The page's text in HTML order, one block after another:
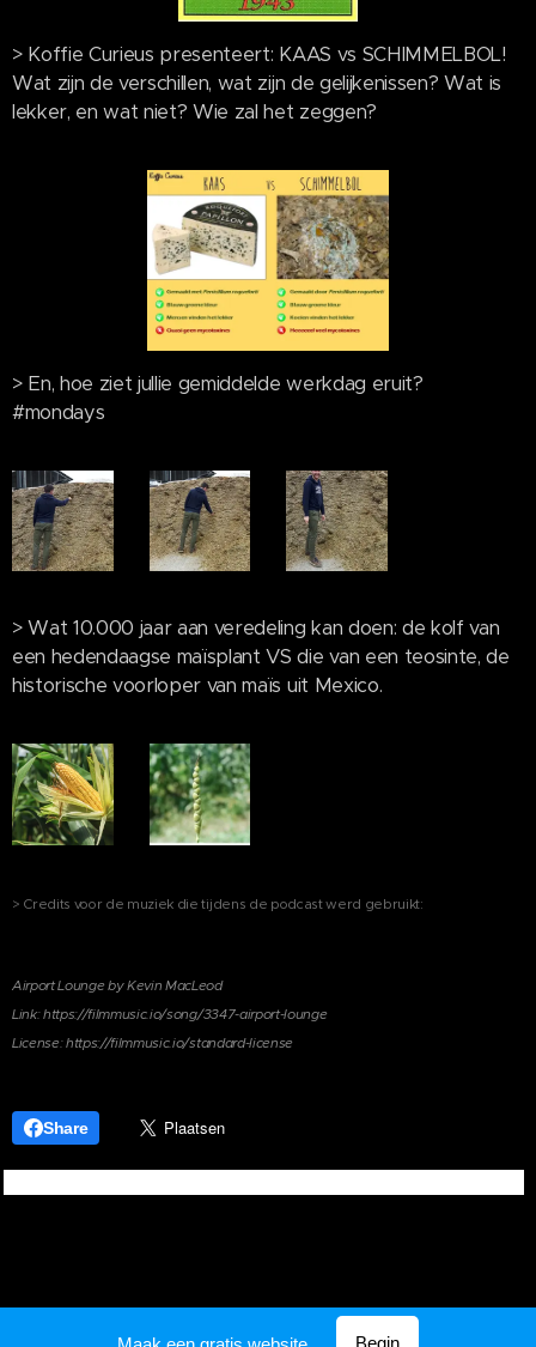
> Koffie Curieus presenteert: KAAS vs SCHIMMELBOL!
Wat zijn de verschillen, wat zijn de gelijkenissen? Wat is
lekker, en wat niet? Wie zal het zeggen?
> En, hoe ziet jullie gemiddelde werkdag eruit?
#mondays
> Wat 10.000 jaar aan veredeling kan doen: de kolf van
een hedendaagse maïsplant VS die van een teosinte, de
historische voorloper van maïs uit Mexico.
> Credits voor de muziek die tijdens de podcast werd gebruikt:
Airport Lounge by Kevin MacLeod
Link: https://filmmusic.io/song/3347-airport-lounge
License: https://filmmusic.io/standard-license
Share
Begin